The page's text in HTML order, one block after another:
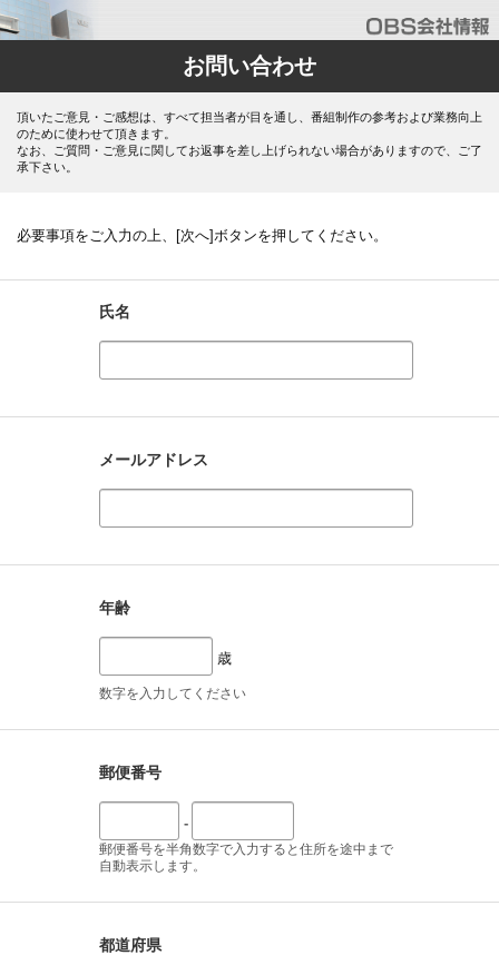
お問い合わせ
頂いたご意見・ご感想は、すべて担当者が目を通し、番組制作の参考および業務向上
のために使わせて頂きます。
なお、ご質問・ご意見に関してお返事を差し上げられない場合がありますので、ご了
承下さい。
必要事項をご入力の上、[次へ]ボタンを押してください。
氏名
メールアドレス
年齢
歳
数字を入力してください
郵便番号
-
郵便番号を半角数字で入力すると住所を途中まで
自動表示します。
都道府県